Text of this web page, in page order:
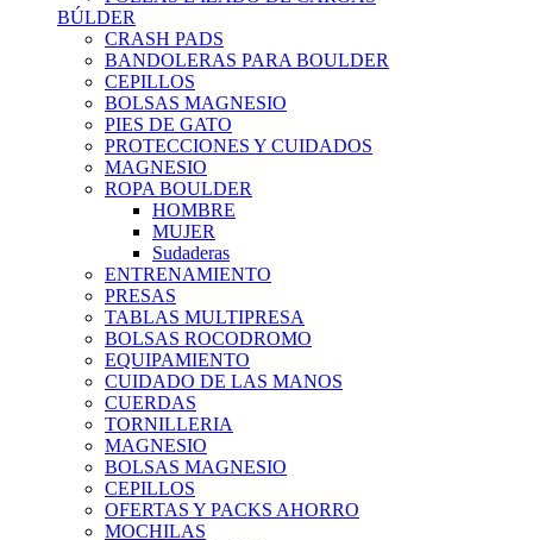
BÚLDER
CRASH PADS
BANDOLERAS PARA BOULDER
CEPILLOS
BOLSAS MAGNESIO
PIES DE GATO
PROTECCIONES Y CUIDADOS
MAGNESIO
ROPA BOULDER
HOMBRE
MUJER
Sudaderas
ENTRENAMIENTO
PRESAS
TABLAS MULTIPRESA
BOLSAS ROCODROMO
EQUIPAMIENTO
CUIDADO DE LAS MANOS
CUERDAS
TORNILLERIA
MAGNESIO
BOLSAS MAGNESIO
CEPILLOS
OFERTAS Y PACKS AHORRO
MOCHILAS